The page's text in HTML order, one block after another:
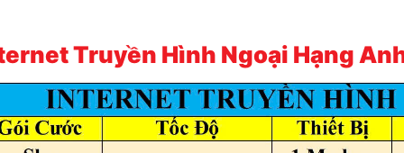
Truyền Hình Ngoại Hạng